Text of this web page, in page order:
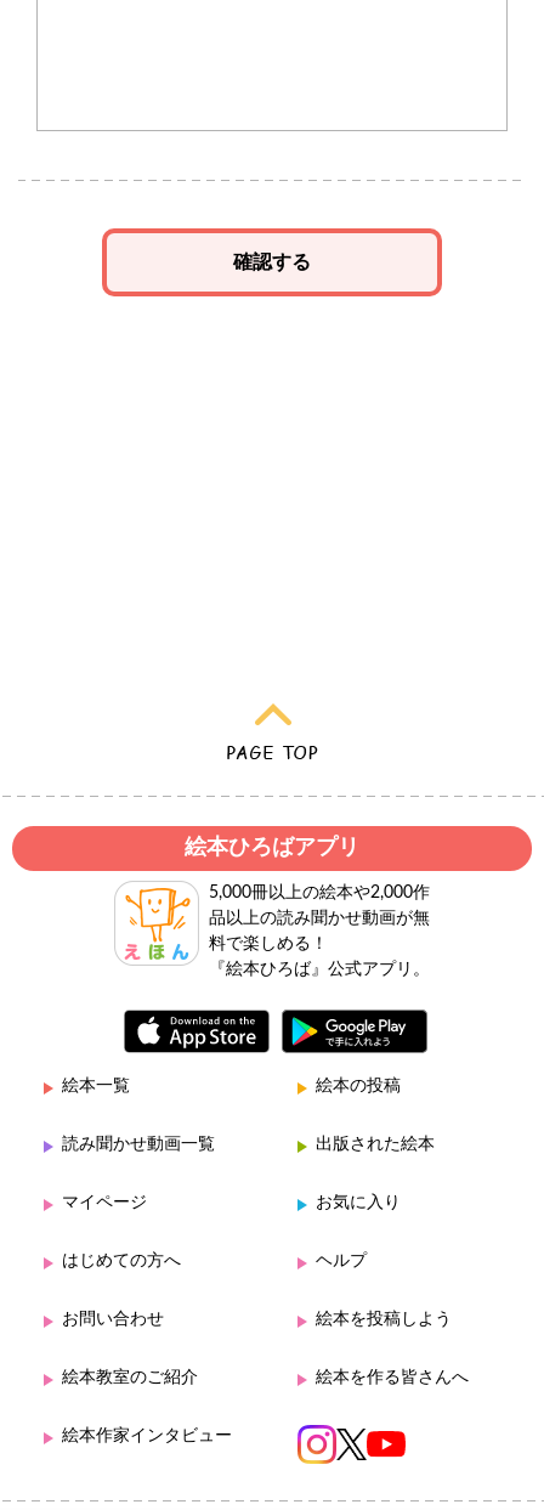
確認する
絵本ひろばアプリ
5,000冊以上の絵本や2,000作
品以上の読み聞かせ動画が無
料で楽しめる！
『絵本ひろば』公式アプリ。
絵本一覧 絵本の投稿
読み聞かせ動画一覧 出版された絵本
マイページ お気に入り
はじめての方へ ヘルプ
お問い合わせ 絵本を投稿しよう
絵本教室のご紹介 絵本を作る皆さんへ
絵本作家インタビュー